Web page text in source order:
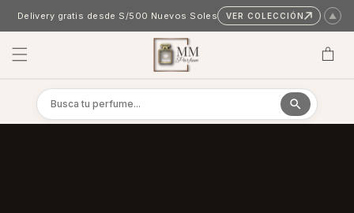
Delivery gratis desde S/500 Nuevos Soles VER COLECCIÓN ▲
Cart